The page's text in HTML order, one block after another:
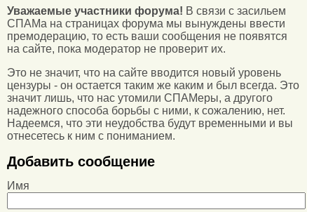
Уважаемые участники форума! В связи с засильем
СПАМа на страницах форума мы вынуждены ввести
премодерацию, то есть ваши сообщения не появятся
на сайте, пока модератор не проверит их.
Это не значит, что на сайте вводится новый уровень
цензуры - он остается таким же каким и был всегда. Это
значит лишь, что нас утомили СПАМеры, а другого
надежного способа борьбы с ними, к сожалению, нет.
Надеемся, что эти неудобства будут временными и вы
отнесетесь к ним с пониманием.
Добавить сообщение
Имя